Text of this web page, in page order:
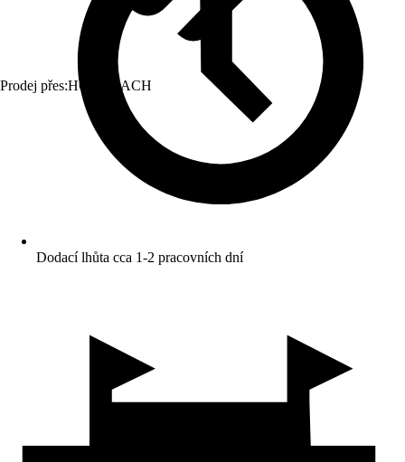
Prodej přes:HORNBACH
Dodací lhůta cca 1-2 pracovních dní